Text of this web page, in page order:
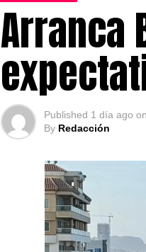
Arranca
Published 1 día ago on
By Redacción